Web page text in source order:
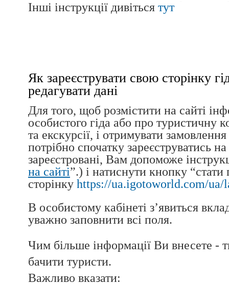
Інші інструкції дивіться тут
Як зареєструвати свою сторінку
редагувати дані
Для того, щоб розмістити на сайті
особистого гіда або про туристичну
та екскурсії, і отримувати
потрібно спочатку зареєструватись
зареєстровані, Вам допоможе
на сайті”.) і натиснути кнопку
сторінку https://ua.igotoworld.com/
В особистому кабінеті з’явиться
уважно заповнити всі поля.
Чим більше інформації Ви внесете -
бачити туристи.
Важливо вказати: